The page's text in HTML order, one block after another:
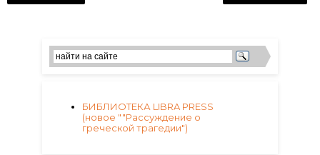
БИБЛИОТЕКА LIBRA PRESS
(новое ""Рассуждение о
греческой трагедии")